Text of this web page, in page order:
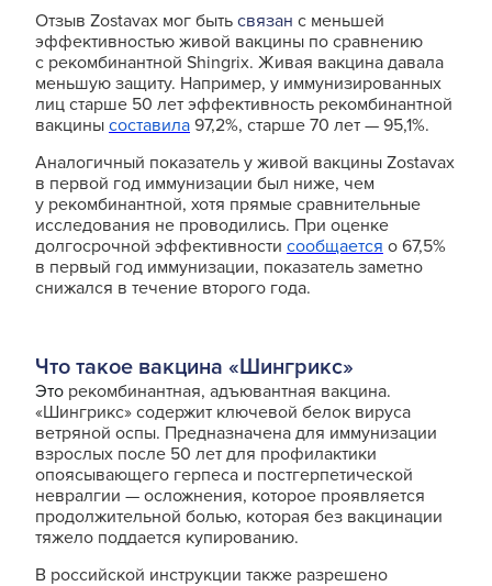
Отзыв Zostavax мог быть связан с меньшей
эффективностью живой вакцины по сравнению
с рекомбинантной Shingrix. Живая вакцина давала
меньшую защиту. Например, у иммунизированных
лиц старше 50 лет эффективность рекомбинантной
вакцины составила 97,2%, старше 70 лет — 95,1%.
Аналогичный показатель у живой вакцины Zostavax
в первой год иммунизации был ниже, чем
у рекомбинантной, хотя прямые сравнительные
исследования не проводились. При оценке
долгосрочной эффективности сообщается о 67,5%
в первый год иммунизации, показатель заметно
снижался в течение второго года.
Что такое вакцина «Шингрикс»
Это рекомбинантная, адъювантная вакцина.
«Шингрикс» содержит ключевой белок вируса
ветряной оспы. Предназначена для иммунизации
взрослых после 50 лет для профилактики
опоясывающего герпеса и постгерпетической
невралгии — осложнения, которое проявляется
продолжительной болью, которая без вакцинации
тяжело поддается купированию.
В российской инструкции также разрешено